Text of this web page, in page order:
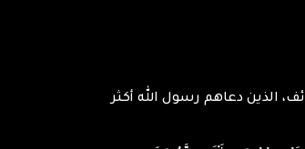
والطائف، الذين دعاهم رسول الله أكثر